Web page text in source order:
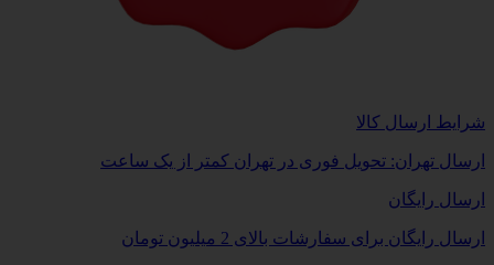
شرایط ارسال کالا
ارسال تهران: تحویل فوری در تهران کمتر از یک ساعت
ارسال رایگان
ارسال رایگان برای سفارشات بالای 2 میلیون تومان